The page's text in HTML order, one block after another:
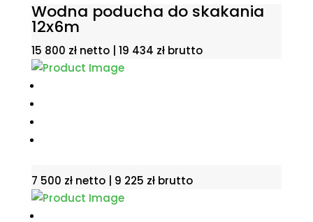
Wodna poducha do skakania
12x6m
15 800 zł netto | 19 434 złbrutto
7 500 zł netto | 9 225 złbrutto